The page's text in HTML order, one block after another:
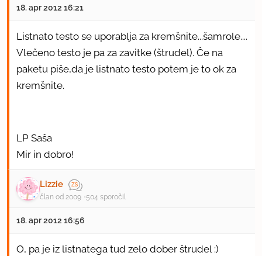
18. apr 2012 16:21
Listnato testo se uporablja za kremšnite...šamrole....
Vlečeno testo je pa za zavitke (štrudel). Če na
paketu piše,da je listnato testo potem je to ok za
kremšnite.
LP Saša
Mir in dobro!
Lizzie
član od 2009 504 sporočil
18. apr 2012 16:56
O, pa je iz listnatega tud zelo dober štrudel :)